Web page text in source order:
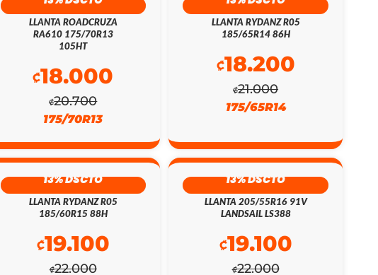
LLANTA ROADCRUZA
RA610 175/70R13
105HT
₡20.700
₡18.000
175/70R13
LLANTA RYDANZ R05
185/65R14 86H
₡21.000
₡18.200
175/65R14
13% DSCTO
LLANTA RYDANZ R05
185/60R15 88H
₡22.000
₡19.100
13% DSCTO
LLANTA 205/55R16 91V
LANDSAIL LS388
₡22.000
₡19.100